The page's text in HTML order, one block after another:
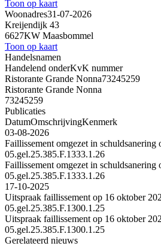
Toon op kaart
Woonadres31-07-2026
Kreijendijk 43
6627KW Maasbommel
Toon op kaart
Handelsnamen
Handelend onderKvK nummer
Ristorante Grande Nonna73245259
Ristorante Grande Nonna
73245259
Publicaties
DatumOmschrijvingKenmerk
03-08-2026
Faillissement omgezet in
05.gel.25.385.F.1333.1.26
Faillissement omgezet in
05.gel.25.385.F.1333.1.26
17-10-2025
Uitspraak faillissement op 16 oktober
05.gel.25.385.F.1300.1.25
Uitspraak faillissement op 16 oktober
05.gel.25.385.F.1300.1.25
Gerelateerd nieuws